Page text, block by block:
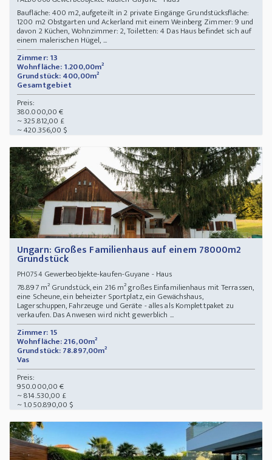
Baufläche: 400 m2, aufgeteilt in 2 private Eingänge Grundstücksfläche:
1200 m2 Obstgarten und Ackerland mit einem Weinberg Zimmer: 9 und
davon 2 Küchen, Wohnzimmer: 2, Toiletten: 4 Das Haus befindet sich auf
einem malerischen Hügel, ...
Zimmer: 13
Wohnfläche: 1.200,00m²
Grundstück: 400,00m²
Gesamtgebiet
Preis:
380.000,00 €
~ 325.812,00 £
~ 420.356,00 $
Ungarn: Großes Familienhaus auf einem 78000m2
Grundstück
PH0754Gewerbeobjekte-kaufen-Guyane - Haus
78.897 m² Grundstück, ein 216 m² großes Einfamilienhaus mit Terrassen,
eine Scheune, ein beheizter Sportplatz, ein Gewächshaus,
Lagerschuppen, Fahrzeuge und Geräte - alles als Komplettpaket zu
verkaufen. Das Anwesen wird nicht gewerblich ...
Zimmer: 15
Wohnfläche: 216,00m²
Grundstück: 78.897,00m²
Vas
Preis:
950.000,00 €
~ 814.530,00 £
~ 1.050.890,00 $